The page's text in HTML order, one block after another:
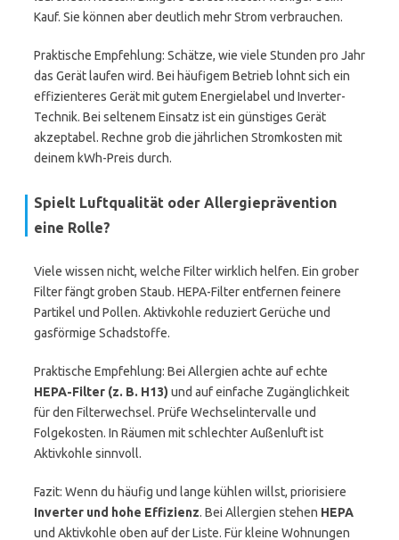
Kauf. Sie können aber deutlich mehr Strom verbrauchen.
Praktische Empfehlung: Schätze, wie viele Stunden pro Jahr
das Gerät laufen wird. Bei häufigem Betrieb lohnt sich ein
effizienteres Gerät mit gutem Energielabel und Inverter-
Technik. Bei seltenem Einsatz ist ein günstiges Gerät
akzeptabel. Rechne grob die jährlichen Stromkosten mit
deinem kWh-Preis durch.
Spielt Luftqualität oder Allergieprävention
eine Rolle?
Viele wissen nicht, welche Filter wirklich helfen. Ein grober
Filter fängt groben Staub. HEPA-Filter entfernen feinere
Partikel und Pollen. Aktivkohle reduziert Gerüche und
gasförmige Schadstoffe.
Praktische Empfehlung: Bei Allergien achte auf echte
HEPA-Filter (z. B. H13) und auf einfache Zugänglichkeit
für den Filterwechsel. Prüfe Wechselintervalle und
Folgekosten. In Räumen mit schlechter Außenluft ist
Aktivkohle sinnvoll.
Fazit: Wenn du häufig und lange kühlen willst, priorisiere
Inverter und hohe Effizienz. Bei Allergien stehen HEPA
und Aktivkohle oben auf der Liste. Für kleine Wohnungen